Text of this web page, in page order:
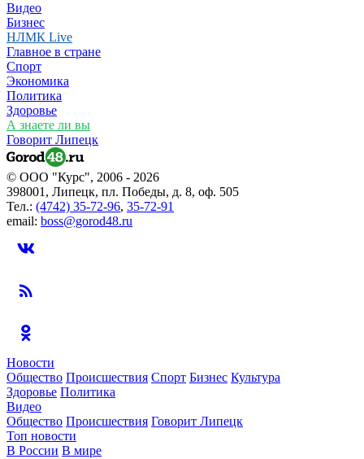
Видео
Бизнес
НЛМК Live
Главное в стране
Спорт
Экономика
Политика
Здоровье
А знаете ли вы
Говорит Липецк
© ООО "Курс", 2006 - 2026
398001, Липецк, пл. Победы, д. 8, оф. 505
Тел.: (4742) 35-72-96, 35-72-91
email: boss@gorod48.ru
Новости
Общество Происшествия Спорт Бизнес Культура
Здоровье Политика
Видео
Общество Происшествия Говорит Липецк
Топ новости
В России В мире